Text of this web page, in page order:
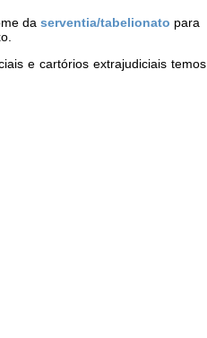
daserventia/tabelionato para
e cartórios extrajudiciais temos